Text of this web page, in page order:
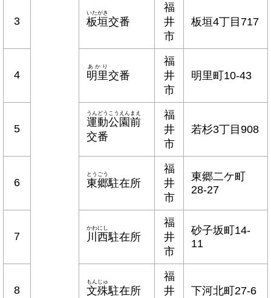
3 板垣
いたがき
交番
福
井
市
板垣4丁目717
4 明里
あかり
交番
福
井
市
明里町10-43
5
運動公園前
うんどうこうえんまえ
交番
福
井
市
若杉3丁目908
6 東郷
とうごう
駐在所
福
井
市
東郷二ケ町
28-27
7 川西
かわにし
駐在所
福
井
市
砂子坂町14-
11
8 文殊
もんじゅ
駐在所
福
井
下河北町27-6